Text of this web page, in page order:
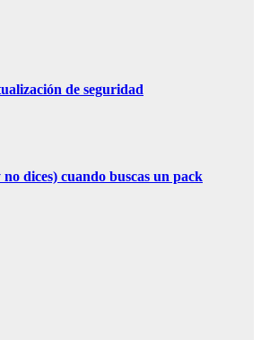
de seguridad
dices) cuando buscas un pack